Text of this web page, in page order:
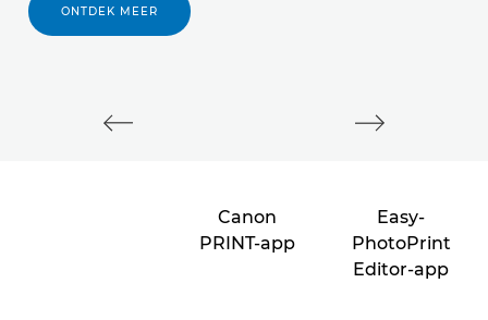
ONTDEK MEER
Canon
PRINT-app
Easy-
PhotoPrint
Editor-app